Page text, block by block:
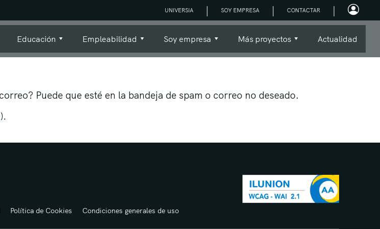
UNIVERSIA | SOY EMPRESA | CONTACTAR |
Educación Empleabilidad Soy empresa Más proyectos Actualidad
Puede que esté en la bandeja de spam o correo no deseado.
Polí­tica de Cookies Condiciones generales de uso